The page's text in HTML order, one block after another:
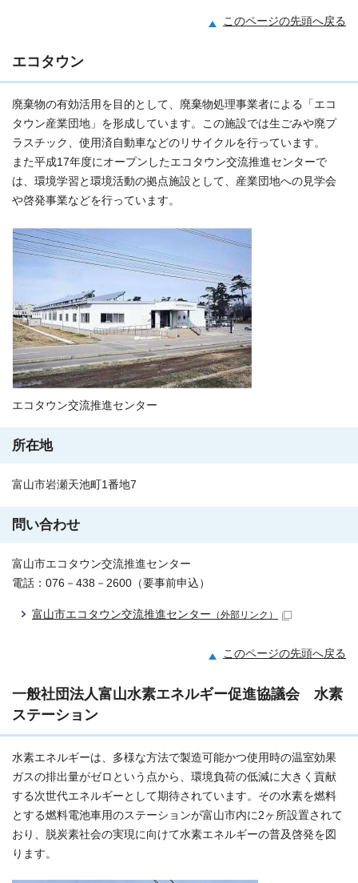
このページの先頭へ戻る
エコタウン
廃棄物の有効活用を目的として、廃棄物処理事業者による「エコ
タウン産業団地」を形成しています。この施設では生ごみや廃プ
ラスチック、使用済自動車などのリサイクルを行っています。
また平成17年度にオープンしたエコタウン交流推進センターで
は、環境学習と環境活動の拠点施設として、産業団地への見学会
や啓発事業などを行っています。
エコタウン交流推進センター
所在地
富山市岩瀬天池町1番地7
問い合わせ
富山市エコタウン交流推進センター
電話：076－438－2600（要事前申込）
富山市エコタウン交流推進センター （外部リンク）
このページの先頭へ戻る
一般社団法人富山水素エネルギー促進協議会 水素
ステーション
水素エネルギーは、多様な方法で製造可能かつ使用時の温室効果
ガスの排出量がゼロという点から、環境負荷の低減に大きく貢献
する次世代エネルギーとして期待されています。その水素を燃料
とする燃料電池車用のステーションが富山市内に2ヶ所設置されて
おり、脱炭素社会の実現に向けて水素エネルギーの普及啓発を図
ります。